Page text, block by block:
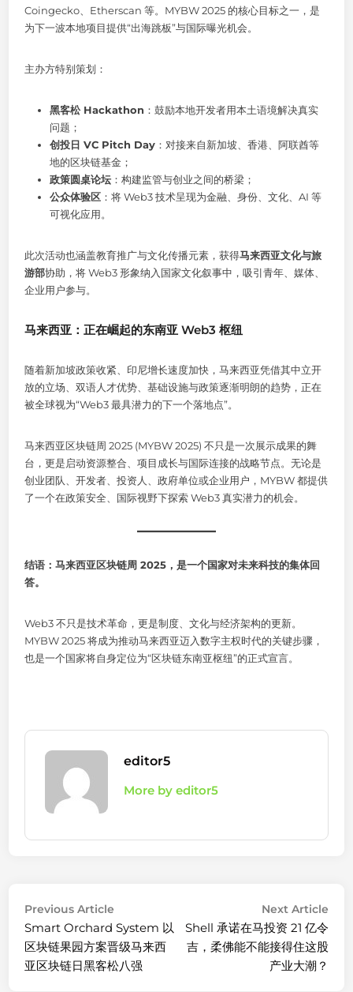
Coingecko、Etherscan 等。MYBW 2025 的核心目标之一，是
为下一波本地项目提供“出海跳板”与国际曝光机会。
主办方特别策划：
黑客松 Hackathon ：鼓励本地开发者用本土语境解决真实
问题；
创投日 VC Pitch Day ：对接来自新加坡、香港、阿联酋等
地的区块链基金；
政策圆桌论坛 ：构建监管与创业之间的桥梁；
公众体验区 ：将 Web3 技术呈现为金融、身份、文化、AI 等
可视化应用。
此次活动也涵盖教育推广与文化传播元素，获得马来西亚文化与旅
游部协助，将 Web3 形象纳入国家文化叙事中，吸引青年、媒体、
企业用户参与。
马来西亚：正在崛起的东南亚 Web3 枢纽
随着新加坡政策收紧、印尼增长速度加快，马来西亚凭借其中立开
放的立场、双语人才优势、基础设施与政策逐渐明朗的趋势，正在
被全球视为“Web3 最具潜力的下一个落地点”。
马来西亚区块链周 2025 (MYBW 2025) 不只是一次展示成果的舞
台，更是启动资源整合、项目成长与国际连接的战略节点。无论是
创业团队、开发者、投资人、政府单位或企业用户，MYBW 都提供
了一个在政策安全、国际视野下探索 Web3 真实潜力的机会。
结语：马来西亚区块链周 2025，是一个国家对未来科技的集体回
答。
Web3 不只是技术革命，更是制度、文化与经济架构的更新。
MYBW 2025 将成为推动马来西亚迈入数字主权时代的关键步骤，
也是一个国家将自身定位为“区块链东南亚枢纽”的正式宣言。
editor5
More by editor5
Post
navigation
Previous Article
article:
Smart Orchard System 以
区块链果园方案晋级马来西
亚区块链日黑客松八强
Next Article
Shell 承诺在马投资 21 亿令
吉，柔佛能不能接得住这股
产业大潮？